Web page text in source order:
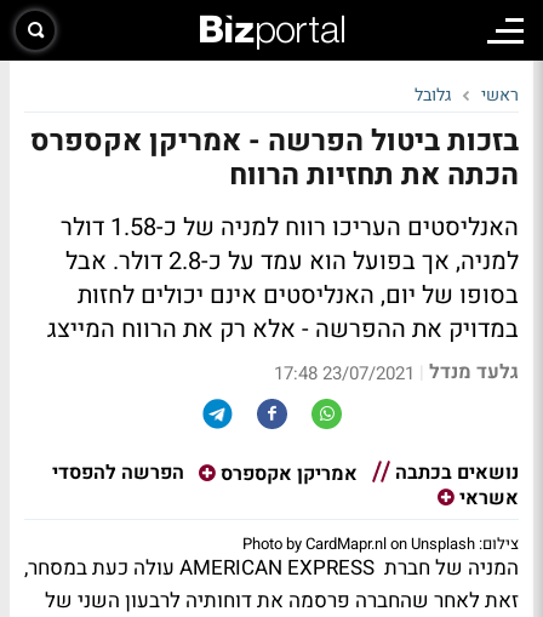
ראשי גלובל
בזכות ביטול הפרשה - אמריקן אקספרס
הכתה את תחזיות הרווח
האנליסטים העריכו רווח למניה של כ-1.58 דולר
למניה, אך בפועל הוא עמד על כ-2.8 דולר. אבל
בסופו של יום, האנליסטים אינם יכולים לחזות
במדויק את ההפרשה - אלא רק את הרווח המייצג
גלעד מנדל |
23/07/2021 17:48
נושאים בכתבה אמריקן אקספרס
הפרשה להפסדי
אשראי
צילום: Photo by CardMapr.nl on Unsplash
המניה של חברת AMERICAN EXPRESS עולה כעת במסחר,
זאת לאחר שהחברה פרסמה את דוחותיה לרבעון השני של